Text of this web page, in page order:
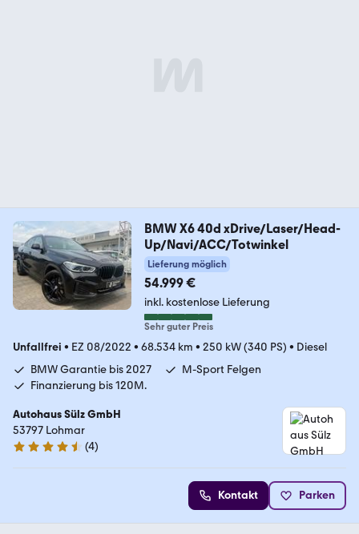
BMW X6 40d xDrive/Laser/Head-
Up/Navi/ACC/Totwinkel
Lieferung möglich
54.999 €
inkl. kostenlose Lieferung
Sehr guter Preis
Unfallfrei • EZ 08/2022 • 68.534 km • 250 kW (340 PS) • Diesel
BMW Garantie bis 2027
M-Sport Felgen
Finanzierung bis 120M.
Autohaus Sülz GmbH
53797 Lohmar
4.6 Sterne
(4)
Kontakt Parken